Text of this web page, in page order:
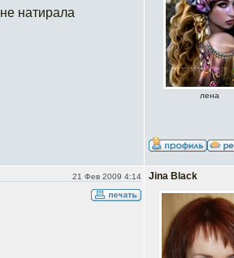
лена
натирала
21 Фев 2009 4:14 Jina Black